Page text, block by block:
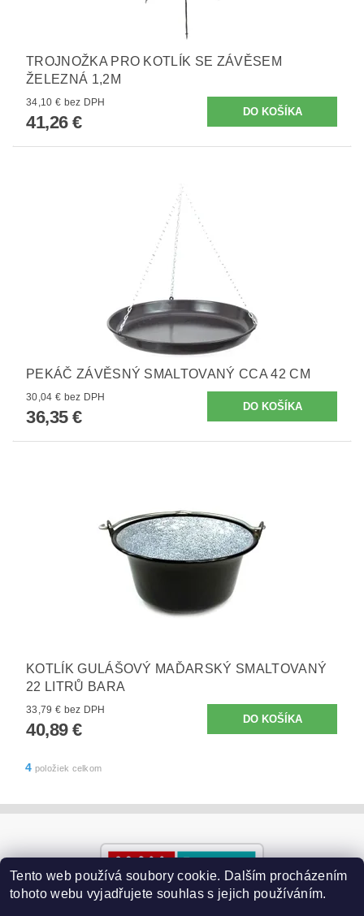
TROJNOŽKA PRO KOTLÍK SE ZÁVĚSEM
ŽELEZNÁ 1,2M
34,10 € bez DPH
41,26 €
PEKÁČ ZÁVĚSNÝ SMALTOVANÝ CCA 42 CM
30,04 € bez DPH
36,35 €
KOTLÍK GULÁŠOVÝ MAĎARSKÝ SMALTOVANÝ
22 LITRŮ BARA
33,79 € bez DPH
40,89 €
4 položiek celkom
Tento web používá soubory cookie. Dalším procházením
tohoto webu vyjadřujete souhlas s jejich používáním.